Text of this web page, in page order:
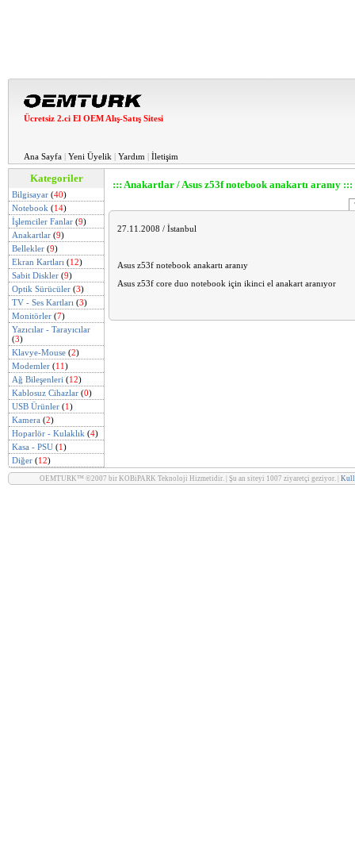
Ücretsiz 2.ci El OEM Alış-Satış Sitesi
Ana Sayfa | Yeni Üyelik | Yardım | İletişim
Kategoriler
Bilgisayar (40)
Notebook (14)
İşlemciler Fanlar (9)
Anakartlar (9)
Bellekler (9)
Ekran Kartları (12)
Sabit Diskler (9)
Optik Sürücüler (3)
TV - Ses Kartları (3)
Monitörler (7)
Yazıcılar - Tarayıcılar
(3)
Klavye-Mouse (2)
Modemler (11)
Ağ Bileşenleri (12)
Kablosuz Cihazlar (0)
USB Ürünler (1)
Kamera (2)
Hoparlör - Kulaklık (4)
Kasa - PSU (1)
Diğer (12)
::: Anakartlar / Asus z53f notebook anakartı aranıy :::
27.11.2008 / İstanbul
Asus z53f notebook anakartı aranıy
Asus z53f core duo notebook için ikinci el anakart aranıyor
OEMTURK™ ©2007 bir KOBiPARK Teknoloji Hizmetidir. | Şu an siteyi 1007 ziyaretçi geziyor. |